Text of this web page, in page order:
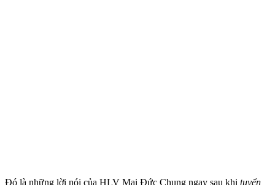
Đó là những lời nói của HLV Mai Đức Chung ngay sau khi tuyển